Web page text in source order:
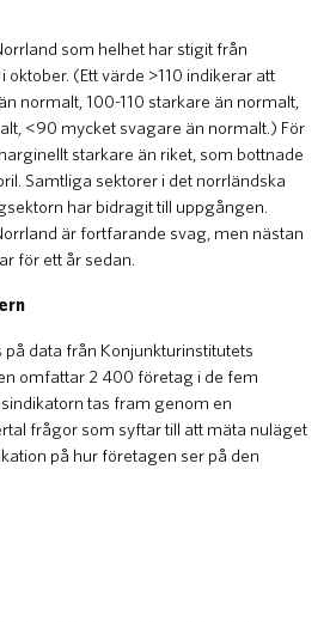
som helhet har stigit från
(Ett värde >110 indikerar att
normalt, 100-110 starkare än normalt,
<90 mycket svagare än normalt.) För
starkare än riket, som bottnade
Samtliga sektorer i det norrländska
har bidragit till uppgången.
är fortfarande svag, men nästan
för ett år sedan.
data från Konjunkturinstitutets
omfattar 2 400 företag i de fem
tas fram genom en
frågor som syftar till att mäta nuläget
på hur företagen ser på den